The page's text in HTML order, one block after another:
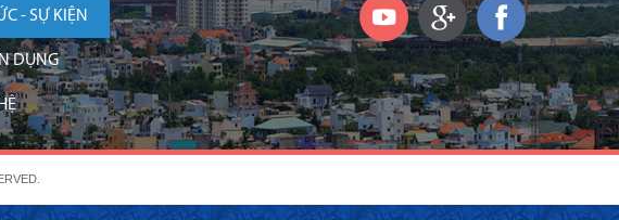
- SỰ KIỆN
DỤNG